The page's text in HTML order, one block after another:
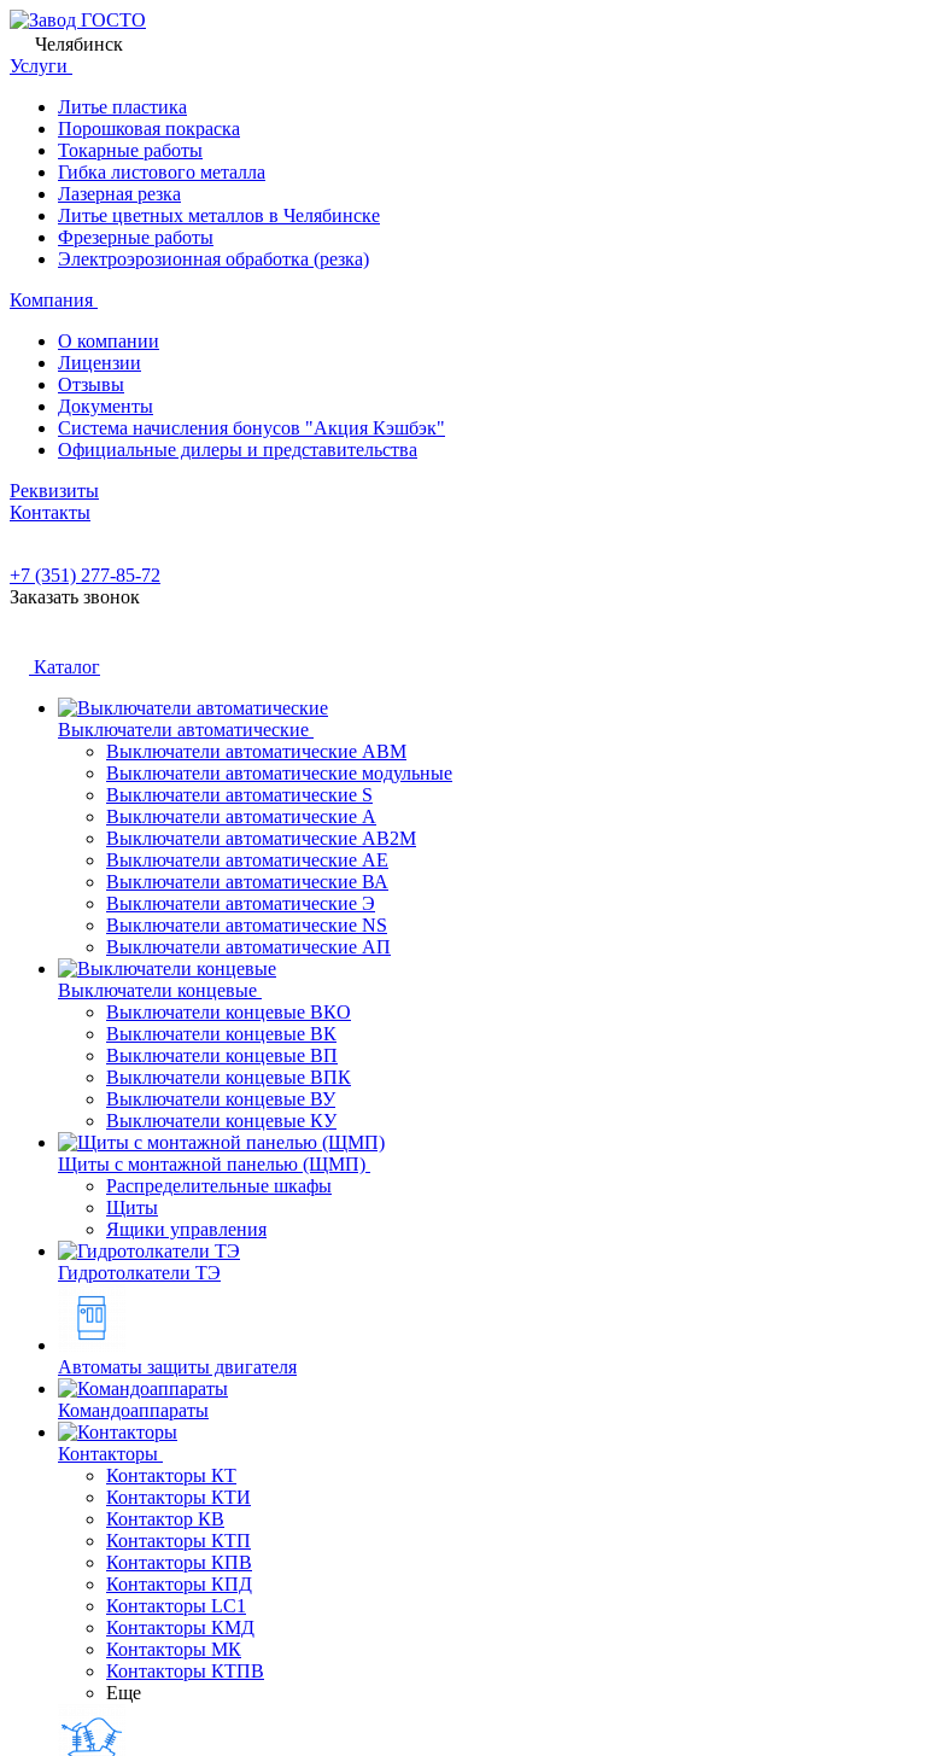
Челябинск
Услуги
Литье пластика
Порошковая покраска
Токарные работы
Гибка листового металла
Лазерная резка
Литье цветных металлов в Челябинске
Фрезерные работы
Электроэрозионная обработка (резка)
Компания
О компании
Лицензии
Отзывы
Документы
Система начисления бонусов "Акция Кэшбэк"
Официальные дилеры и представительства
Реквизиты
Контакты
+7 (351) 277-85-72
Заказать звонок
Каталог
Выключатели автоматические
Выключатели автоматические АВМ
Выключатели автоматические модульные
Выключатели автоматические S
Выключатели автоматические А
Выключатели автоматические АВ2М
Выключатели автоматические АЕ
Выключатели автоматические ВА
Выключатели автоматические Э
Выключатели автоматические NS
Выключатели автоматические АП
Выключатели концевые
Выключатели концевые ВКО
Выключатели концевые ВК
Выключатели концевые ВП
Выключатели концевые ВПК
Выключатели концевые ВУ
Выключатели концевые КУ
Щиты с монтажной панелью (ЩМП)
Распределительные шкафы
Щиты
Ящики управления
Гидротолкатели ТЭ
Автоматы защиты двигателя
Командоаппараты
Контакторы
Контакторы КТ
Контакторы КТИ
Контактор КВ
Контакторы КТП
Контакторы КПВ
Контакторы КПД
Контакторы LC1
Контакторы КМД
Контакторы МК
Контакторы КТПВ
Еще